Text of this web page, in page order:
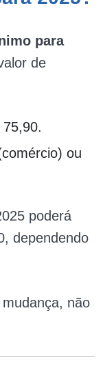
para
de
75,90.
ou
poderá
dependendo
não